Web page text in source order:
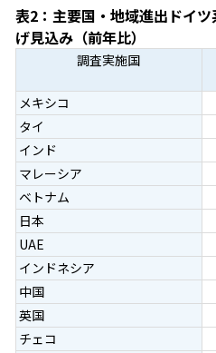
表2：主要国・地域進出ドイ
げ見込み（前年比）
調査実施国
メキシコ
タイ
インド
マレーシア
ベトナム
日本
UAE
インドネシア
中国
英国
チェコ